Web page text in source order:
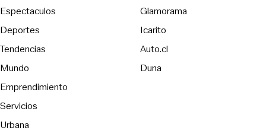
Espectaculos
Deportes
Tendencias
Mundo
Emprendimiento
Servicios
Urbana
Glamorama
Icarito
Auto.cl
DunaOpens in new window